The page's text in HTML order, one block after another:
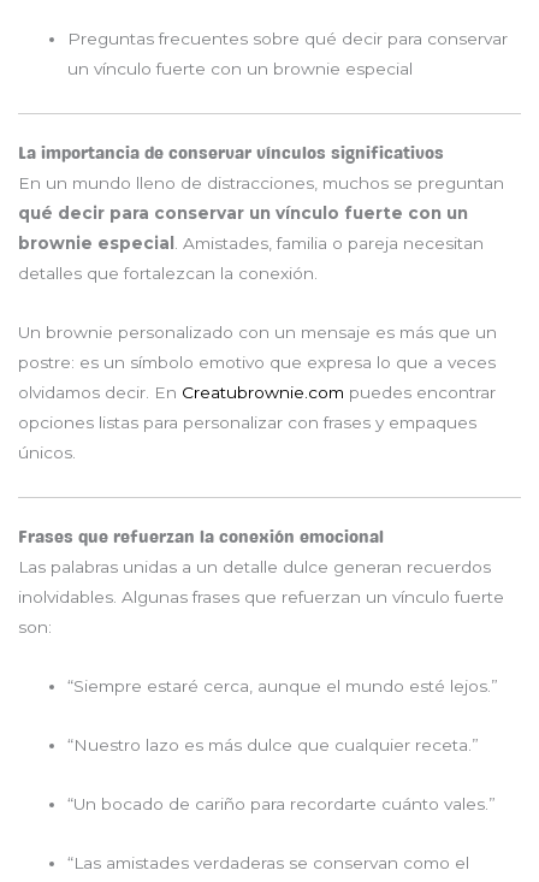
Preguntas frecuentes sobre qué decir para conservar
un vínculo fuerte con un brownie especial
La importancia de conservar vínculos significativos
En un mundo lleno de distracciones, muchos se preguntan
qué decir para conservar un vínculo fuerte con un
brownie especial
. Amistades, familia o pareja necesitan
detalles que fortalezcan la conexión.
Un brownie personalizado con un mensaje es más que un
postre: es un símbolo emotivo que expresa lo que a veces
olvidamos decir. En Creatubrownie.com puedes encontrar
opciones listas para personalizar con frases y empaques
únicos.
Frases que refuerzan la conexión emocional
Las palabras unidas a un detalle dulce generan recuerdos
inolvidables. Algunas frases que refuerzan un vínculo fuerte
son:
“Siempre estaré cerca, aunque el mundo esté lejos.”
“Nuestro lazo es más dulce que cualquier receta.”
“Un bocado de cariño para recordarte cuánto vales.”
“Las amistades verdaderas se conservan como el